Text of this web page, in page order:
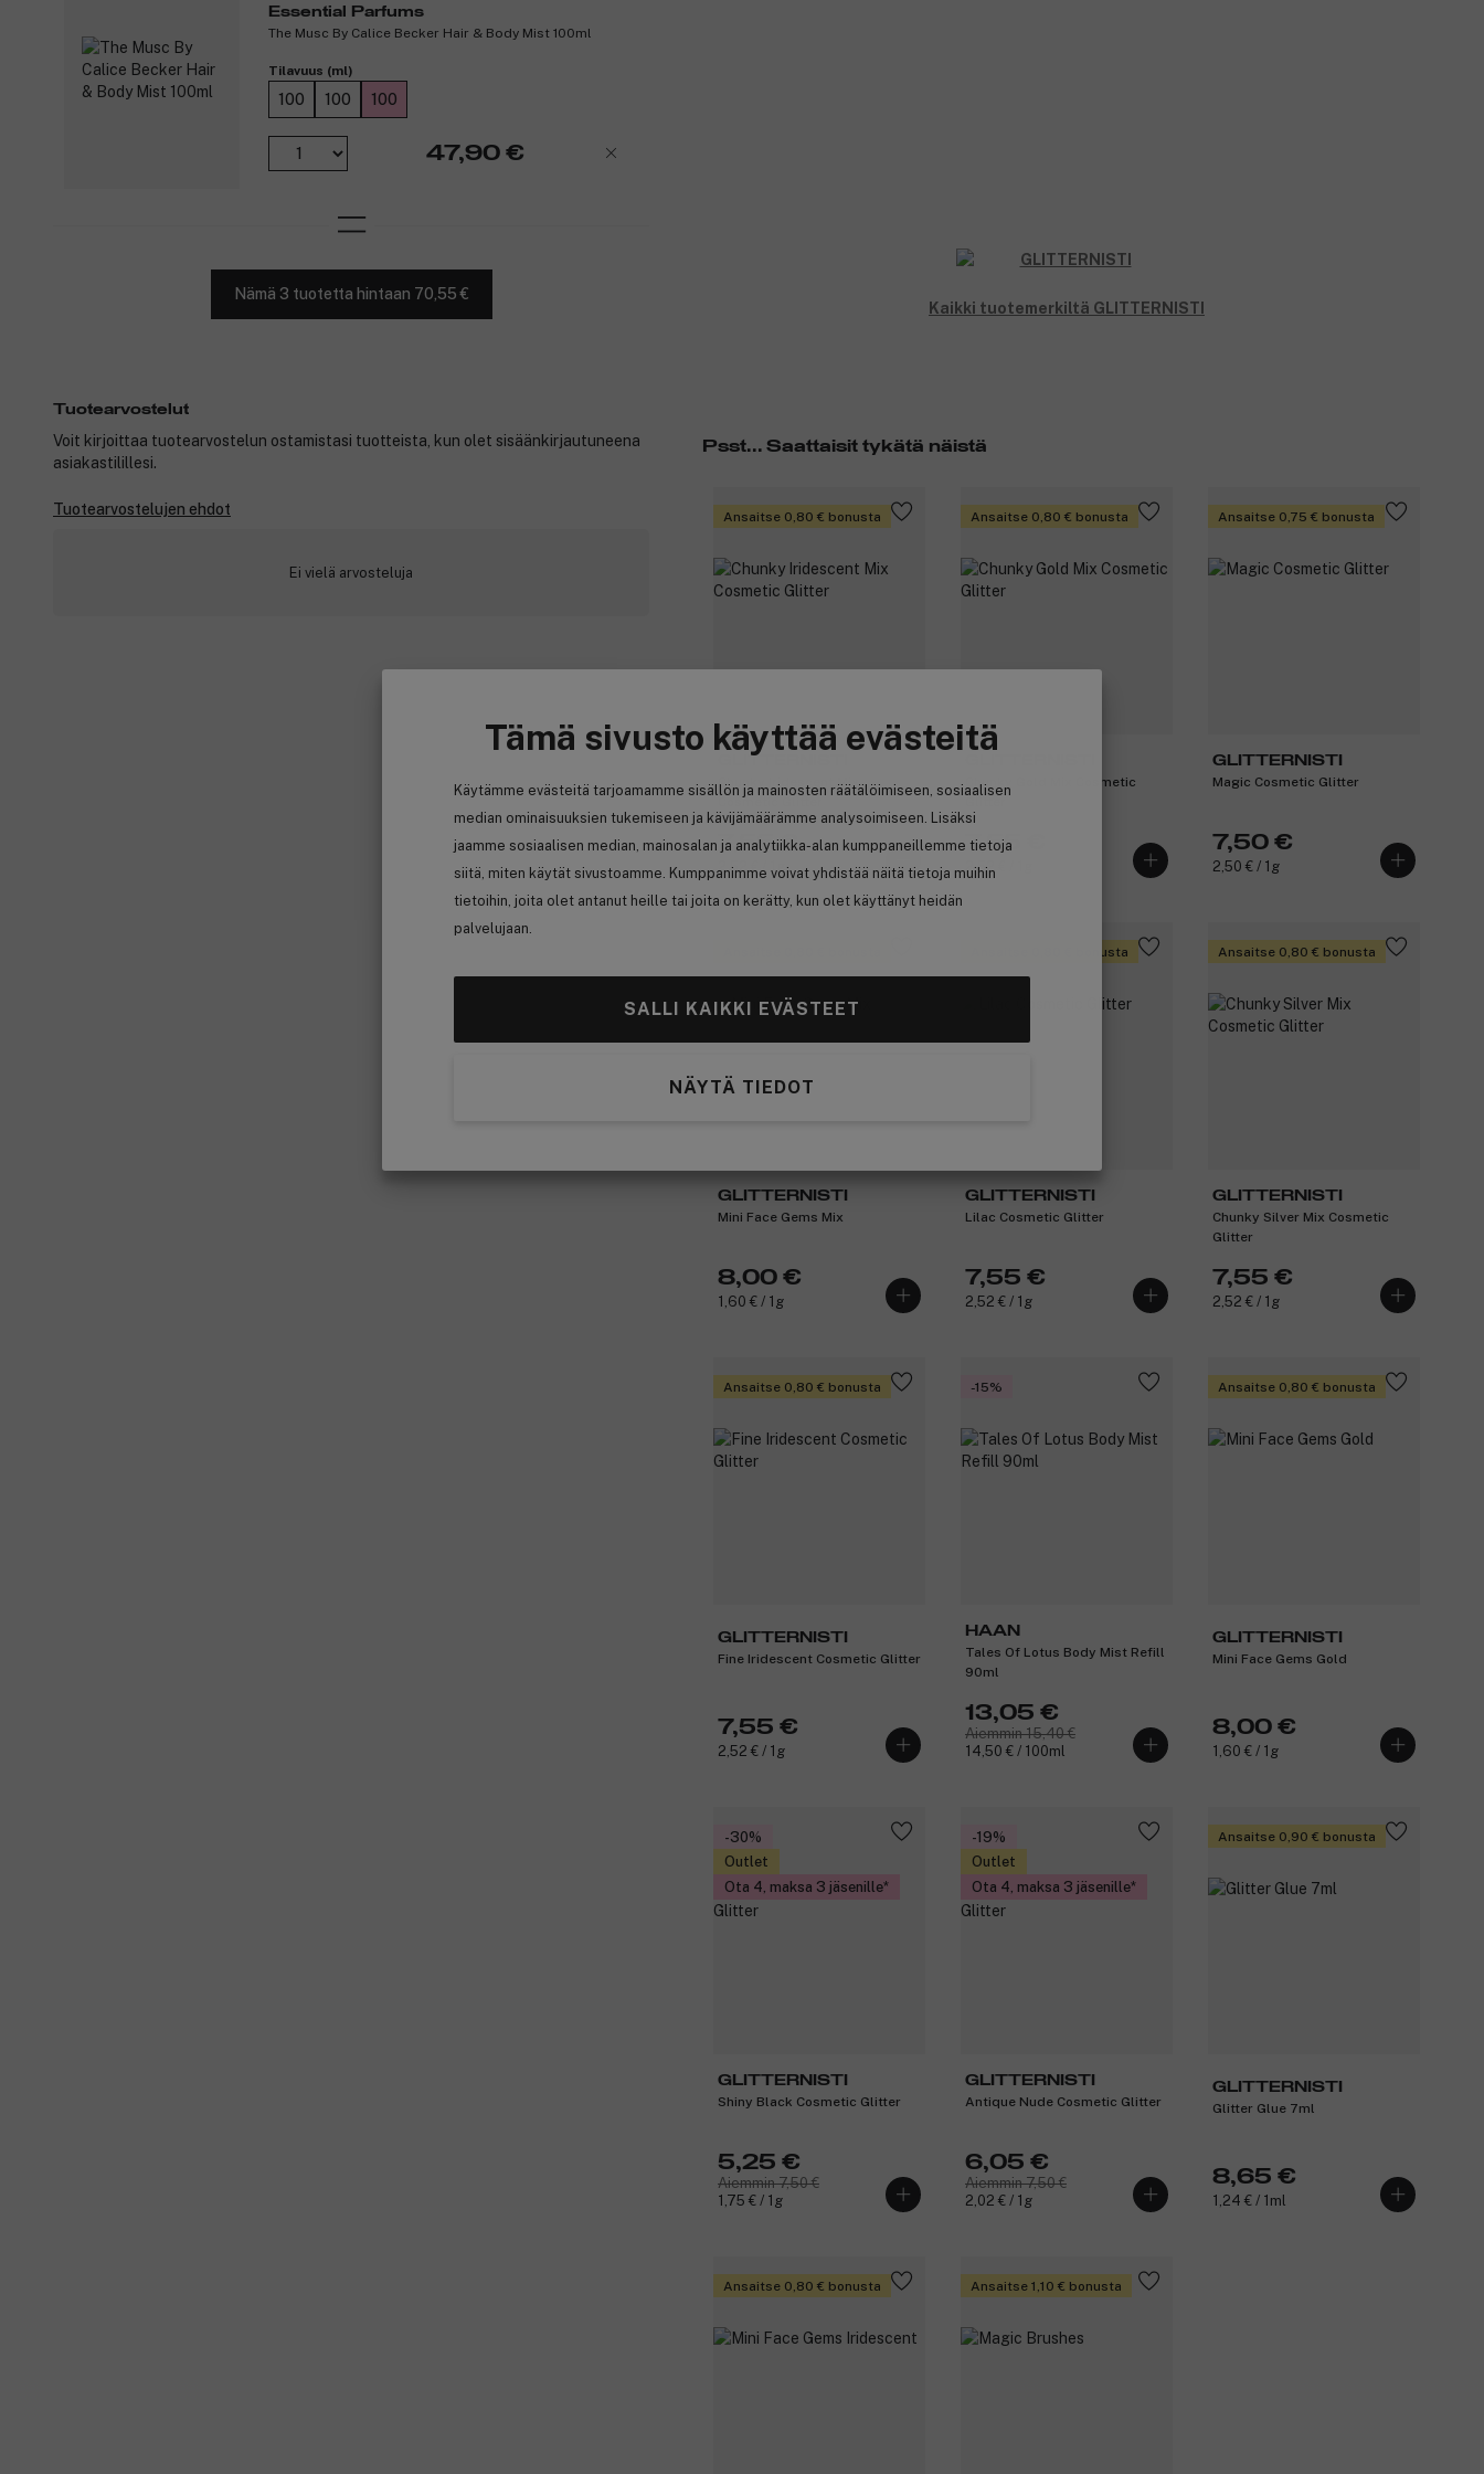
Tämä sivusto käyttää evästeitä
Käytämme evästeitä tarjoamamme sisällön ja mainosten räätälöimiseen, sosiaalisen
median ominaisuuksien tukemiseen ja kävijämäärämme analysoimiseen. Lisäksi
jaamme sosiaalisen median, mainosalan ja analytiikka-alan kumppaneillemme tietoja
siitä, miten käytät sivustoamme. Kumppanimme voivat yhdistää näitä tietoja muihin
tietoihin, joita olet antanut heille tai joita on kerätty, kun olet käyttänyt heidän
palvelujaan.
SALLI KAIKKI EVÄSTEET
NÄYTÄ TIEDOT
Essential Parfums
The Musc By Calice Becker Hair & Body Mist 100ml
Tilavuus (ml)
100 100 100
47,90 €
Nämä 3 tuotetta hintaan 70,55 €
Kaikki tuotemerkiltä GLITTERNISTI
Psst... Saattaisit tykätä näistä
Ansaitse 0,80 € bonusta
GLITTERNISTI
Chunky Iridescent Mix
Cosmetic Glitter
7,55 €
2,52 € / 1g
Ansaitse 0,80 € bonusta
Chunky Gold Mix Cosmetic
7,55 €
2,52 € / 1g
Ansaitse 0,75 € bonusta
GLITTERNISTI
Magic Cosmetic Glitter
7,50 €
2,50 € / 1g
GLITTERNISTI
Mini Face Gems Mix
8,00 €
1,60 € / 1g
Ansaitse 0,80 € bonusta
GLITTERNISTI
Lilac Cosmetic Glitter
7,55 €
2,52 € / 1g
Ansaitse 0,80 € bonusta
GLITTERNISTI
Chunky Silver Mix Cosmetic
Glitter
7,55 €
2,52 € / 1g
Ansaitse 0,80 € bonusta
GLITTERNISTI
Fine Iridescent Cosmetic Glitter
7,55 €
2,52 € / 1g
-15%
HAAN
Tales Of Lotus Body Mist Refill
90ml
13,05 €
Aiemmin 15,40 €
14,50 € / 100ml
Ansaitse 0,80 € bonusta
GLITTERNISTI
Mini Face Gems Gold
8,00 €
1,60 € / 1g
-30%
Outlet
Ota 4, maksa 3 jäsenille
GLITTERNISTI
Shiny Black Cosmetic Glitter
5,25 €
Aiemmin 7,50 €
1,75 € / 1g
-19%
Outlet
Ota 4, maksa 3 jäsenille
GLITTERNISTI
Antique Nude Cosmetic Glitter
6,05 €
Aiemmin 7,50 €
2,02 € / 1g
Ansaitse 0,90 € bonusta
GLITTERNISTI
Glitter Glue 7ml
8,65 €
1,24 € / 1ml
Ansaitse 0,80 € bonusta Ansaitse 1,10 € bonusta
Tuotearvostelut
Voit kirjoittaa tuotearvostelun ostamistasi tuotteista, kun olet sisäänkirjautuneena
asiakastilillesi.
Tuotearvostelujen ehdot
Ei vielä arvosteluja